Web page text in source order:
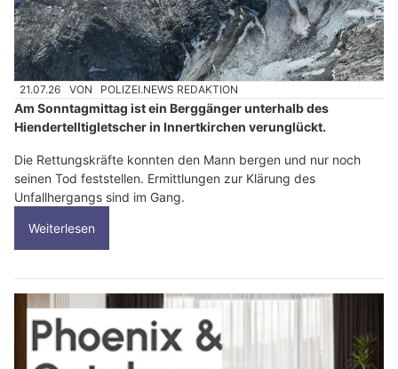
21.07.26 VON POLIZEI.NEWS REDAKTION
Am Sonntagmittag ist ein Berggänger unterhalb des
Hiendertelltigletscher in Innertkirchen verunglückt.
Die Rettungskräfte konnten den Mann bergen und nur noch
seinen Tod feststellen. Ermittlungen zur Klärung des
Unfallhergangs sind im Gang.
Weiterlesen